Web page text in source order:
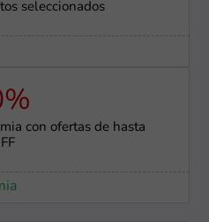
seleccionados
con ofertas de hasta